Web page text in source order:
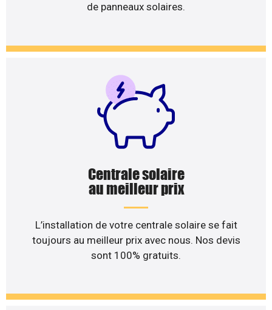
de panneaux solaires.
Centrale solaire
au meilleur prix
L’installation de votre centrale solaire se fait
toujours au meilleur prix avec nous. Nos devis
sont 100% gratuits.